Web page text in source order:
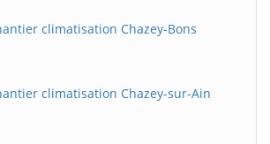
climatisation Chazey-Bons
climatisation Chazey-sur-Ain